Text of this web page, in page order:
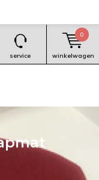
service winkelwagen
0